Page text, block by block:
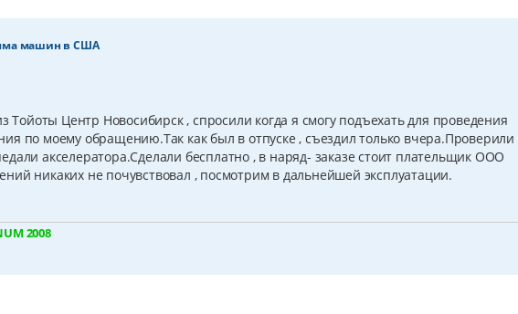
машин в США
Тойоты Центр Новосибирск , спросили когда я смогу подъехать для проведения
по моему обращению.Так как был в отпуске , съездил только вчера.Проверили
акселератора.Сделали бесплатно , в наряд- заказе стоит плательщик ООО
никаких не почувствовал , посмотрим в дальнейшей эксплуатации.
2008